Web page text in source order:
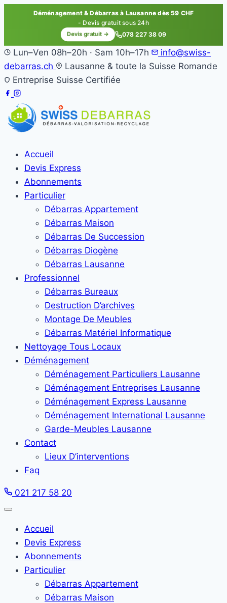
Déménagement & Débarras à Lausanne dès 59 CHF
- Devis gratuit sous 24h
Devis gratuit → 078 227 38 09
Lun–Ven 08h–20h · Sam 10h–17h
info@swiss-
debarras.ch
Lausanne & toute la Suisse Romande
Entreprise Suisse Certifiée
Accueil
Devis Express
Abonnements
Particulier
Débarras Appartement
Débarras Maison
Débarras De Succession
Débarras Diogène
Débarras Lausanne
Professionnel
Débarras Bureaux
Destruction D’archives
Montage De Meubles
Débarras Matériel Informatique
Nettoyage Tous Locaux
Déménagement
Déménagement Particuliers Lausanne
Déménagement Entreprises Lausanne
Déménagement Express Lausanne
Déménagement International Lausanne
Garde-Meubles Lausanne
Contact
Lieux D’interventions
Faq
021 217 58 20
Accueil
Devis Express
Abonnements
Particulier
Débarras Appartement
Débarras Maison